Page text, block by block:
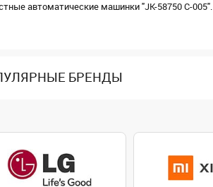
автоматические машинки "JK-58750 С-005".
БРЕНДЫ